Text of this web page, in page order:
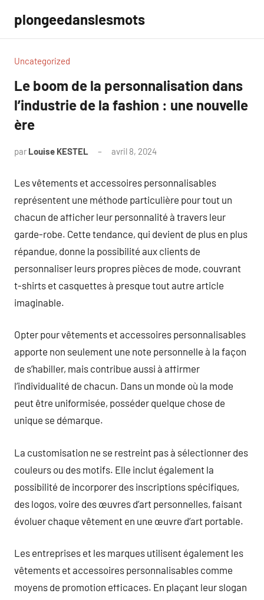
contenu
plongeedanslesmots
Uncategorized
Le boom de la personnalisation dans
l’industrie de la fashion : une nouvelle
ère
par Louise KESTEL avril 8, 2024
Les vêtements et accessoires personnalisables
représentent une méthode particulière pour tout un
chacun de afficher leur personnalité à travers leur
garde-robe. Cette tendance, qui devient de plus en plus
répandue, donne la possibilité aux clients de
personnaliser leurs propres pièces de mode, couvrant
t-shirts et casquettes à presque tout autre article
imaginable.
Opter pour vêtements et accessoires personnalisables
apporte non seulement une note personnelle à la façon
de s’habiller, mais contribue aussi à affirmer
l’individualité de chacun. Dans un monde où la mode
peut être uniformisée, posséder quelque chose de
unique se démarque.
La customisation ne se restreint pas à sélectionner des
couleurs ou des motifs. Elle inclut également la
possibilité de incorporer des inscriptions spécifiques,
des logos, voire des œuvres d’art personnelles, faisant
évoluer chaque vêtement en une œuvre d’art portable.
Les entreprises et les marques utilisent également les
vêtements et accessoires personnalisables comme
moyens de promotion efficaces. En plaçant leur slogan